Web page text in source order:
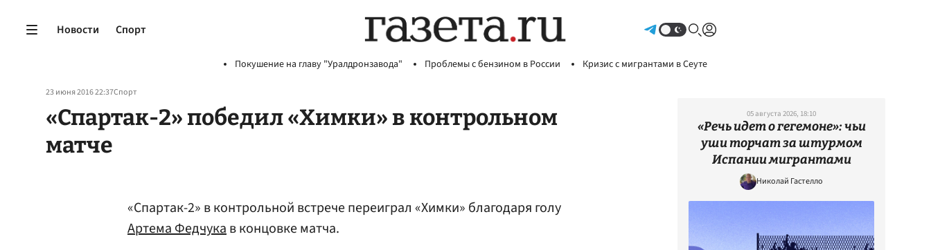
Новости Спорт
Покушение на главу "Уралдронзавода" Проблемы с бензином в России Кризис с мигрантами в Сеуте
23 июня 2016 22:37Спорт
«Спартак-2» победил «Химки» в контрольном
матче
«Спартак-2» в контрольной встрече переиграл «Химки» благодаря голу
Артема Федчукав концовке матча.
05 августа 2026, 18:10
«Речь идет о гегемоне»: чьи
уши торчат за штурмом
Испании мигрантами
Николай Гастелло